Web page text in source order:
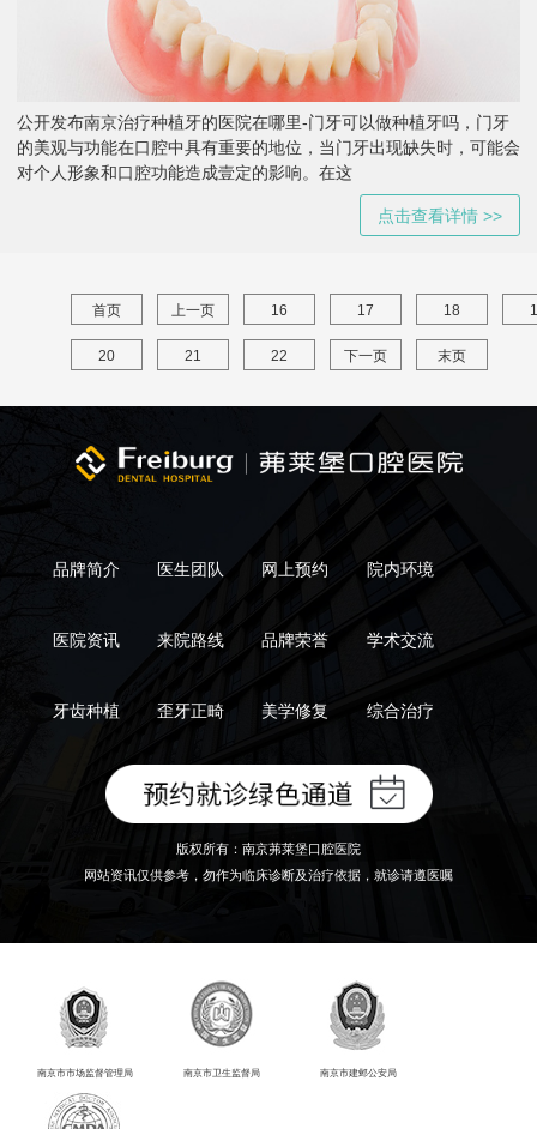
公开发布南京治疗种植牙的医院在哪里-门牙可以做种植牙吗，门牙
的美观与功能在口腔中具有重要的地位，当门牙出现缺失时，可能会
对个人形象和口腔功能造成壹定的影响。在这
点击查看详情 >>
首页 上一页 16 17 18
20 21 22 下一页 末页
品牌简介 医生团队 网上预约 院内环境
医院资讯 来院路线 品牌荣誉 学术交流
牙齿种植 歪牙正畸 美学修复 综合治疗
版权所有：南京茀莱堡口腔医院
网站资讯仅供参考，勿作为临床诊断及治疗依据，就诊请遵医嘱
南京市市场监督管理局 南京市卫生监督局 南京市建邺公安局